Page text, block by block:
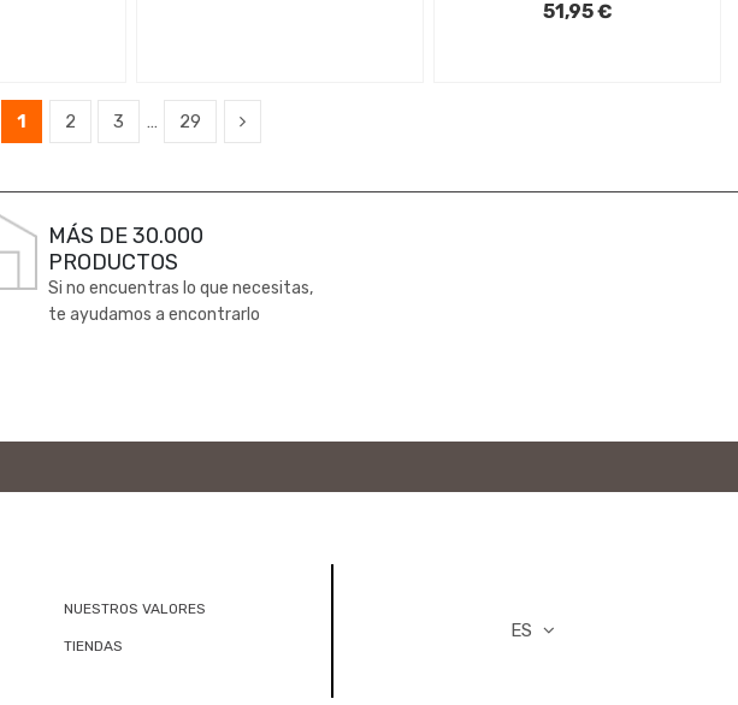
51,95 €
1 2 3 … 29
MÁS DE 30.000
PRODUCTOS
Si no encuentras lo que necesitas,
te ayudamos a encontrarlo
NUESTROS VALORES
TIENDAS
ES